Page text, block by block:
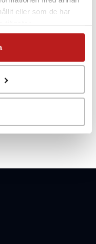
eller som de har